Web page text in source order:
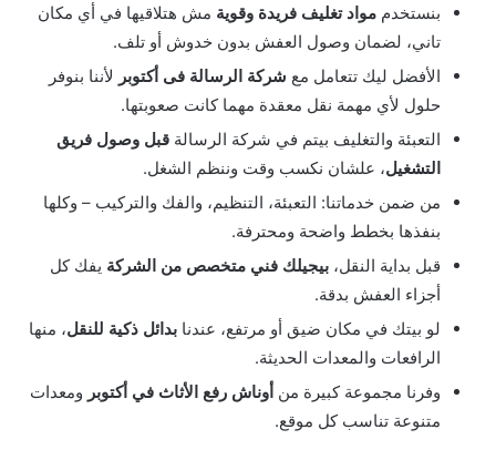
بنستخدم مواد تغليف فريدة وقوية مش هتلاقيها في أي مكان
تاني، لضمان وصول العفش بدون خدوش أو تلف.
الأفضل ليك تتعامل مع شركة الرسالة فى أكتوبر لأننا بنوفر
حلول لأي مهمة نقل معقدة مهما كانت صعوبتها.
التعبئة والتغليف بيتم في شركة الرسالة قبل وصول فريق
التشغيل، علشان نكسب وقت وننظم الشغل.
من ضمن خدماتنا: التعبئة، التنظيم، والفك والتركيب – وكلها
بنفذها بخطط واضحة ومحترفة.
قبل بداية النقل، بيجيلك فني متخصص من الشركة يفك كل
أجزاء العفش بدقة.
لو بيتك في مكان ضيق أو مرتفع، عندنا بدائل ذكية للنقل، منها
الرافعات والمعدات الحديثة.
وفرنا مجموعة كبيرة من أوناش رفع الأثاث في أكتوبر ومعدات
متنوعة تناسب كل موقع.